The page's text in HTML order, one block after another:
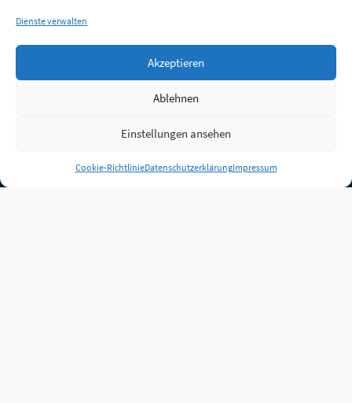
Dienste verwalten
Akzeptieren
Ablehnen
Einstellungen ansehen
Cookie-RichtlinieDatenschutzerklärungImpressum
Anmelden
Jobs Partner FAQ Quellen